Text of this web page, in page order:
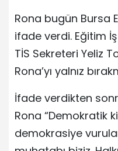
Rona bugün Bursa
ifade verdi. Eğitim
TİS Sekreteri Yeliz
Rona’yı yalnız
İfade verdikten
Rona “Demokratik
demokrasiye